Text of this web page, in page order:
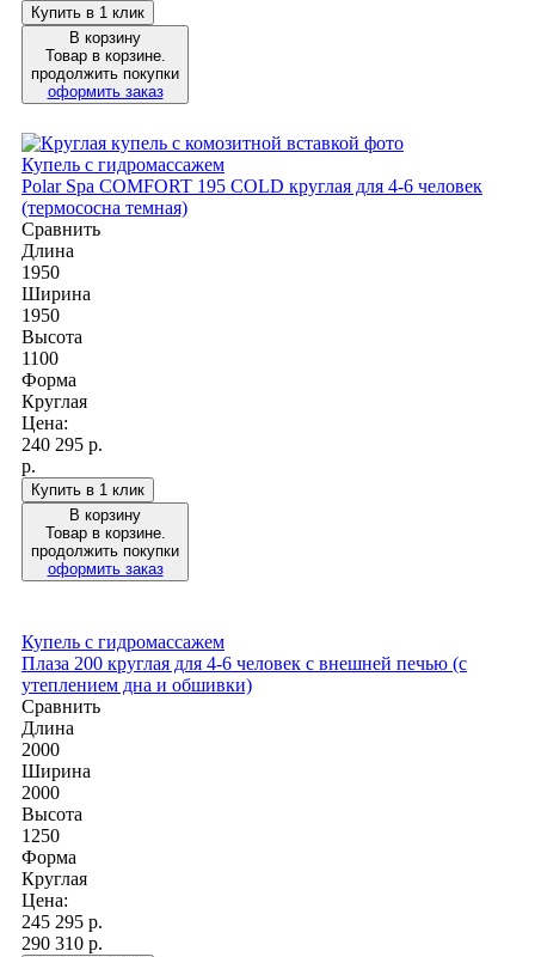
Купить в 1 клик
В корзину
Товар в корзине.
продолжить покупки
оформить заказ
Купель с гидромассажем
Polar Spa COMFORT 195 COLD круглая для 4-6 человек
(термососна темная)
Сравнить
Длина
1950
Ширина
1950
Высота
1100
Форма
Круглая
Цена:
240 295 р.
р.
Купить в 1 клик
В корзину
Товар в корзине.
продолжить покупки
оформить заказ
Купель с гидромассажем
Плаза 200 круглая для 4-6 человек с внешней печью (с
утеплением дна и обшивки)
Сравнить
Длина
2000
Ширина
2000
Высота
1250
Форма
Круглая
Цена:
245 295 р.
290 310 р.